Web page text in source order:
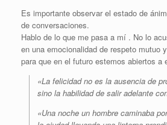
Es importante observar el estado de
de conversaciones.
Hablo de lo que me pasa a mí . No lo
en una emocionalidad de respeto mutuo
para que en el futuro estemos abiertos a
«La felicidad no es la ausencia de
sino la habilidad de salir adelante
«Una noche un hombre caminaba